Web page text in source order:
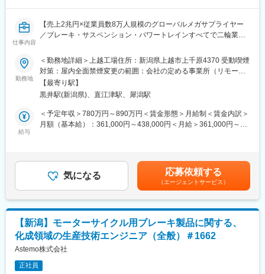
・CADを用いた設計・図面作成
・お客様および製造部門への仕様確認・調整
・製品完成まで一貫してフォロー
必要に応じてお客様先へ訪問し、技術的な説明を行うこともあり
スキルに加えてコミュニケーション力も活かせるポジションで
す。
■ポジションの魅力
・構想～設計～評価まで一連の流れを経験できる
・量産品ではなく、毎案件異なるオーダーメイド設計
入社後は、まず専用機械の機能・機構を理解するところからスタ
ート。その後、営業と同行してお客様先を訪問し、実際の要望や
使用環境を学びます。
設計業務は、技量に応じて担当範囲を決定。
将来的には、適性や希望に応じて
・設計リーダー
・特定分野に特化した専門職
としてのキャリア形成が可能です。
仕事内容
【売上2兆円×従業員数8万人規模のグローバルメガサプライヤー
／ブレーキ・サスペンション・パワートレインすべてで二輪業界
ーン歓迎／完成車メーカーと同じ目線で開発に携われます／就業
環境良好・フルフレックス・リモートワーク導入／平均勤続年数
18.5年】
■業務内容：
2輪車用Conv製品の「品質向上」と「コスト低減」を実現するた
め、組立工程設計、新規設備立上げ業務、および要素開発業務を
・2輪車用Conv製品の組立領域における工程設計、生産設備立上
げ、組立要素開発業務
・工程設計：製造原価計算、工程設計計画書作成、設備見積
・設備立上げ日程管理、設備信頼性検証
■仕事の魅力：
Astemoは独立系グローバルサプライヤーであり、世界中の完成車
メーカーが顧客です。国内にとどまらず海外メンバーと連携し、
グローバルに活躍の場が広がっています。設備立上げなどにも挑
勤務地
＜勤務地詳細＞上越工場住所：新潟県上越市上千原4370 受動喫煙
対策：屋内全面禁煙変更の範囲：会社の定める事業所（リモート
ワーク含む）
【最寄り駅】
黒井駅(新潟県)、直江津駅、犀潟駅
給与
＜予定年収＞780万円～890万円＜賃金形態＞月給制＜賃金内訳＞
月額（基本給）：361,000円～438,000円＜月給＞361,000円～
り、選考を通じて上下する可能性があります。月給(月額)は固定手
当を含めた表記です。
気になる 応募依頼する
（エージェントサービス）
【新潟】モーターサイクル用ブレーキ製品に関する、
化成領域の生産技術エンジニア（全般）＃1662
Astemo株式会社
正社員